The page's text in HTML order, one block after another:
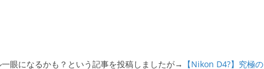
眼になるかも？という記事を投稿しましたが→ 【Nikon D4?】究極の